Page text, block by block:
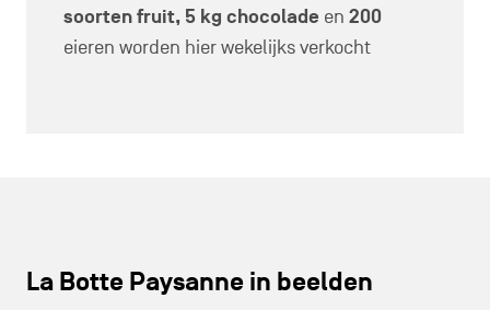
soorten fruit, 5 kg chocolade en200
eieren worden hier wekelijks verkocht
La Botte Paysanne in beelden